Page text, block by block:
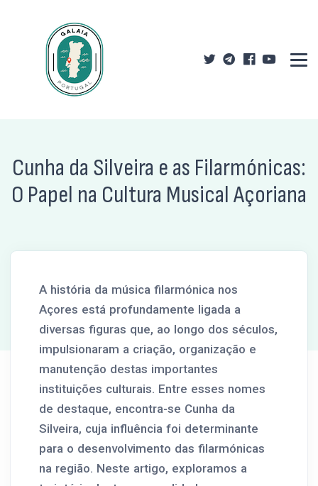
Cunha da Silveira e as Filarmónicas:
O Papel na Cultura Musical Açoriana
A história da música filarmónica nos
Açores está profundamente ligada a
diversas figuras que, ao longo dos séculos,
impulsionaram a criação, organização e
manutenção destas importantes
instituições culturais. Entre esses nomes
de destaque, encontra-se Cunha da
Silveira, cuja influência foi determinante
para o desenvolvimento das filarmónicas
na região. Neste artigo, exploramos a